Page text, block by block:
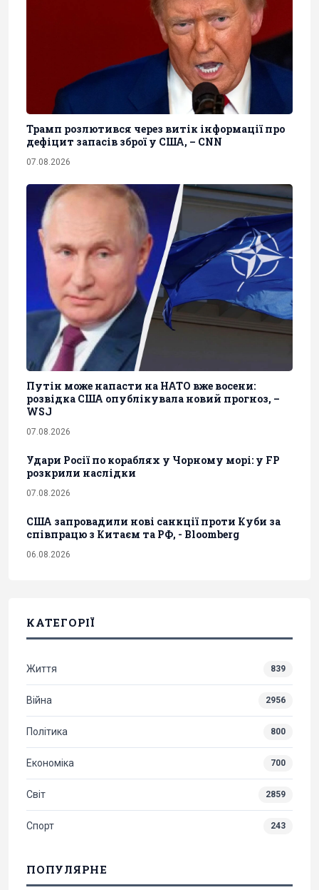
Трамп розлютився через витік інформації про
дефіцит запасів зброї у США, – CNN
07.08.2026
Путін може напасти на НАТО вже восени:
розвідка США опублікувала новий прогноз, –
WSJ
07.08.2026
Удари Росії по кораблях у Чорному морі: у FP
розкрили наслідки
07.08.2026
США запровадили нові санкції проти Куби за
співпрацю з Китаєм та РФ, - Bloomberg
06.08.2026
КАТЕГОРІЇ
Життя 839
Війна 2956
Політика 800
Економіка 700
Світ 2859
Спорт 243
ПОПУЛЯРНЕ